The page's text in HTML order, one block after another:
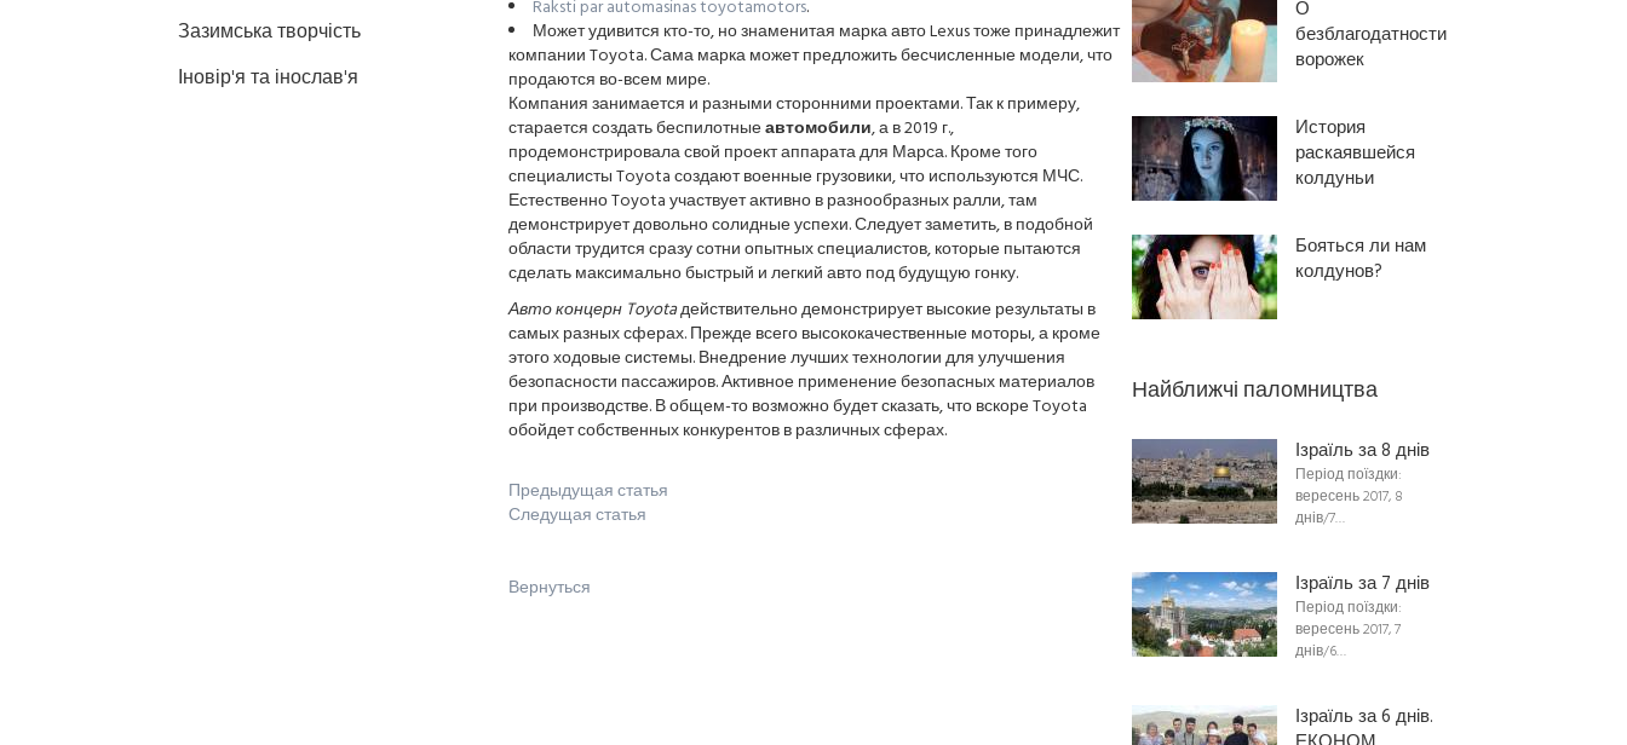
Raksti par automasinas toyotamotors.
Может удивится кто-то, но знаменитая марка авто Lexus тоже принадлежит
компании Toyota. Сама марка может предложить бесчисленные модели, что
продаются во-всем мире.
Компания занимается и разными сторонними проектами. Так к примеру,
старается создать беспилотныеавтомобили, а в 2019 г.,
продемонстрировала свой проект аппарата для Марса. Кроме того
специалисты Toyota создают военные грузовики, что используются МЧС.
Естественно Toyota участвует активно в разнообразных ралли, там
демонстрирует довольно солидные успехи. Следует заметить, в подобной
области трудится сразу сотни опытных специалистов, которые пытаются
сделать максимально быстрый и легкий авто под будущую гонку.
Авто концерн Toyotaдействительно демонстрирует высокие результаты в
самых разных сферах. Прежде всего высококачественные моторы, а кроме
этого ходовые системы. Внедрение лучших технологии для улучшения
безопасности пассажиров. Активное применение безопасных материалов
при производстве. В общем-то возможно будет сказать, что вскоре Toyota
обойдет собственных конкурентов в различных сферах.
Предыдущая статья
Следущая статья
Вернуться
Зазимська творчість
Іновір'я та інослав'я
О
безблагодатности
ворожек
История
раскаявшейся
колдуньи
Бояться ли нам
колдунов?
Найближчі паломництва
Ізраїль за 8 днів
Період поїздки:
вересень 2017, 8
днів/7…
Ізраїль за 7 днів
Період поїздки:
вересень 2017, 7
днів/6…
Ізраїль за 6 днів.